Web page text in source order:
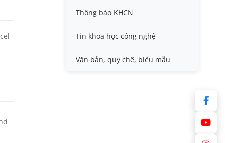
Sở hữu trí tuệ
Thông tin ứng viên GS/PGS
Tiêu chuẩn, quy chuẩn
Thông báo KHCN
Tin khoa học công nghệ
Văn bản, quy chế, biểu mẫu